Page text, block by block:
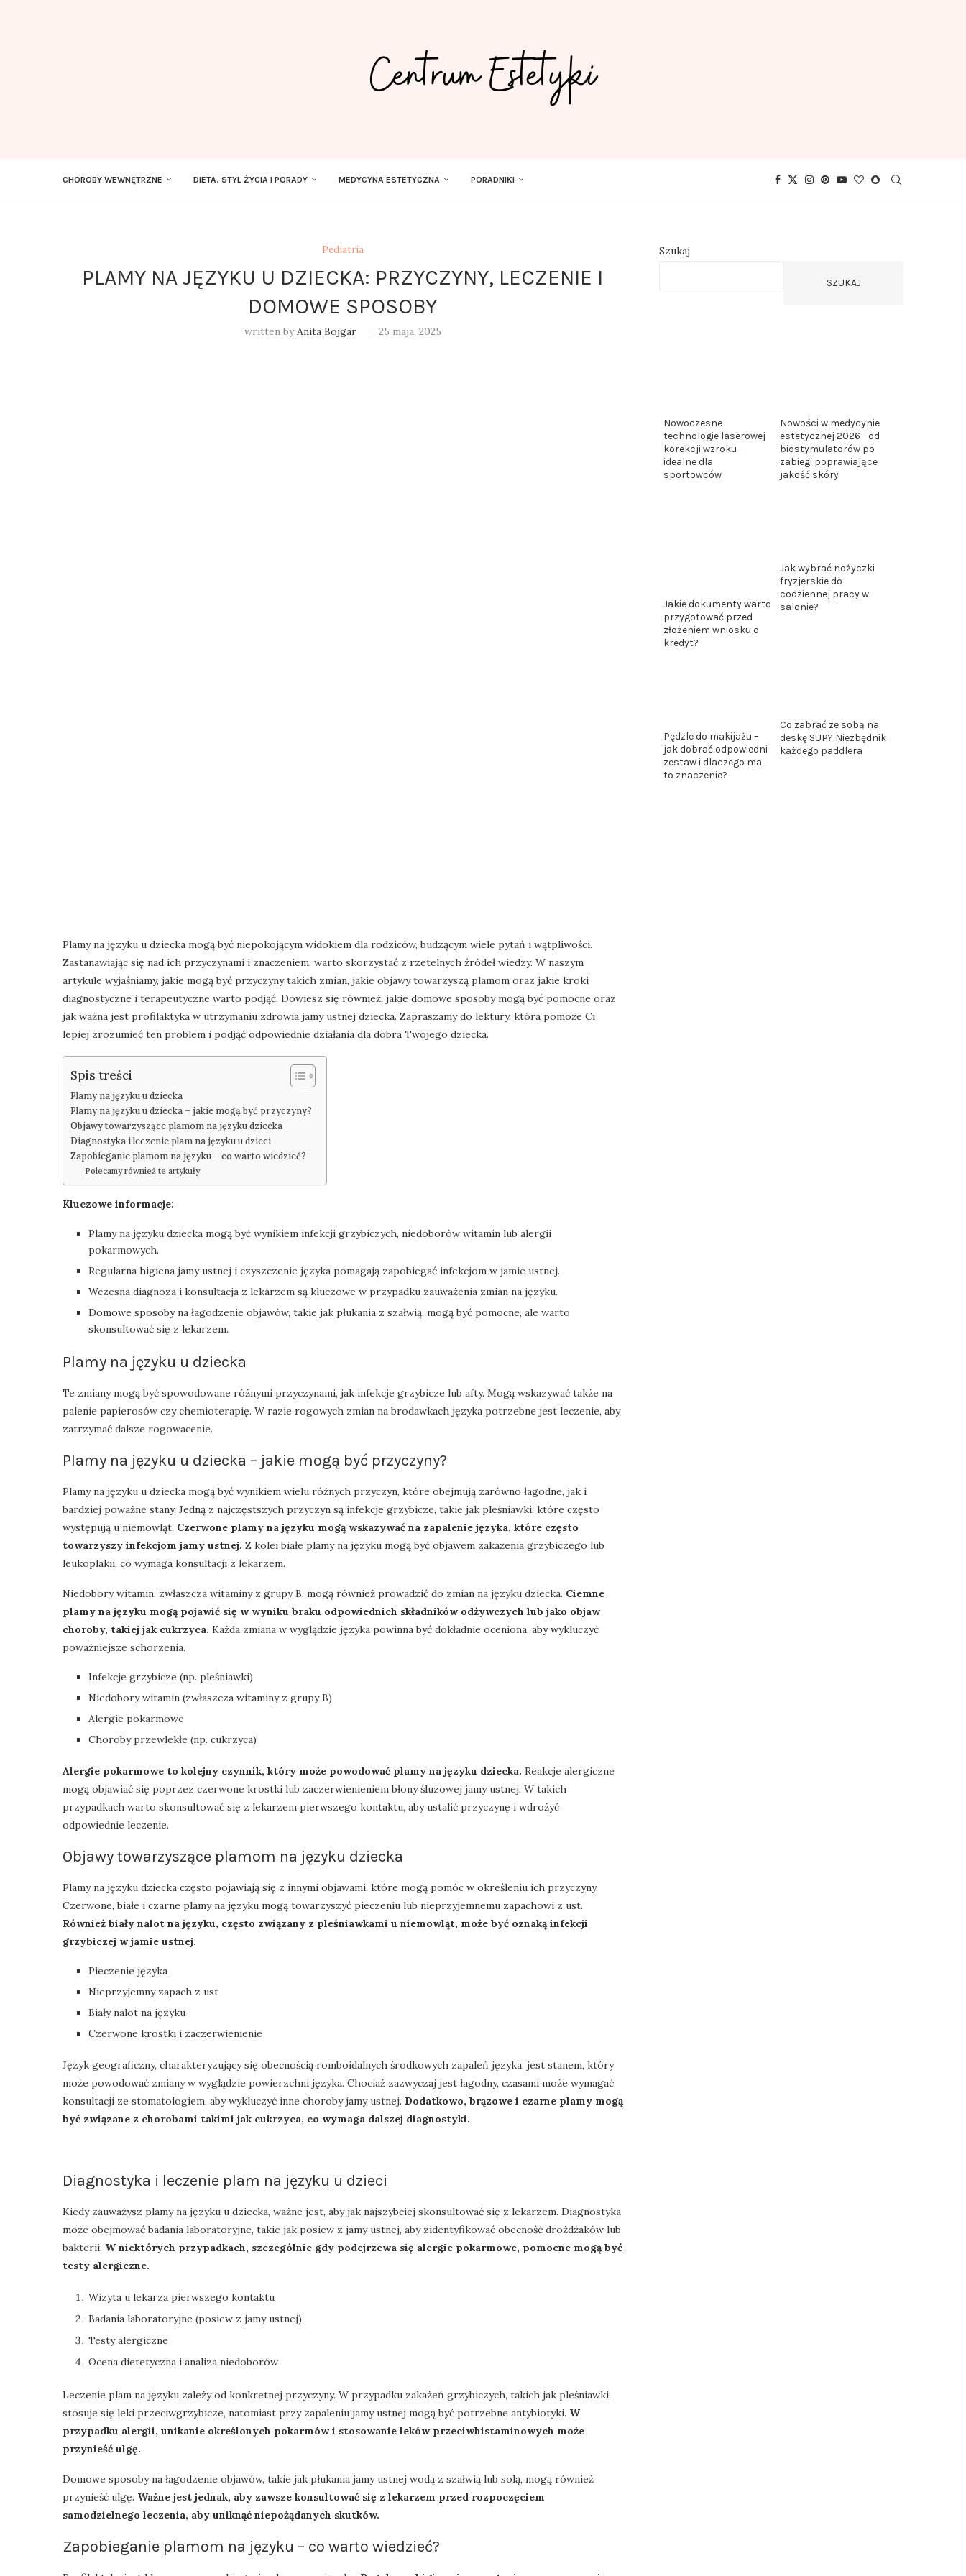
CHOROBY WEWNĘTRZNE DIETA, STYL ŻYCIA I PORADY MEDYCYNA ESTETYCZNA PORADNIKI
Pediatria
PLAMY NA JĘZYKU U DZIECKA: PRZYCZYNY, LECZENIE I
DOMOWE SPOSOBY
written byAnita Bojgar 25 maja, 2025
Plamy na języku u dziecka mogą być niepokojącym widokiem dla rodziców, budzącym wiele pytań i wątpliwości.
Zastanawiając się nad ich przyczynami i znaczeniem, warto skorzystać z rzetelnych źródeł wiedzy. W naszym
artykule wyjaśniamy, jakie mogą być przyczyny takich zmian, jakie objawy towarzyszą plamom oraz jakie kroki
diagnostyczne i terapeutyczne warto podjąć. Dowiesz się również, jakie domowe sposoby mogą być pomocne oraz
jak ważna jest profilaktyka w utrzymaniu zdrowia jamy ustnej dziecka. Zapraszamy do lektury, która pomoże Ci
lepiej zrozumieć ten problem i podjąć odpowiednie działania dla dobra Twojego dziecka.
Spis treści
Plamy na języku u dziecka
Plamy na języku u dziecka – jakie mogą być przyczyny?
Objawy towarzyszące plamom na języku dziecka
Diagnostyka i leczenie plam na języku u dzieci
Zapobieganie plamom na języku – co warto wiedzieć?
Polecamy również te artykuły:
Kluczowe informacje:
Plamy na języku dziecka mogą być wynikiem infekcji grzybiczych, niedoborów witamin lub alergii
pokarmowych.
Regularna higiena jamy ustnej i czyszczenie języka pomagają zapobiegać infekcjom w jamie ustnej.
Wczesna diagnoza i konsultacja z lekarzem są kluczowe w przypadku zauważenia zmian na języku.
Domowe sposoby na łagodzenie objawów, takie jak płukania z szałwią, mogą być pomocne, ale warto
skonsultować się z lekarzem.
Plamy na języku u dziecka
Te zmiany mogą być spowodowane różnymi przyczynami, jak infekcje grzybicze lub afty. Mogą wskazywać także na
palenie papierosów czy chemioterapię. W razie rogowych zmian na brodawkach języka potrzebne jest leczenie, aby
zatrzymać dalsze rogowacenie.
Plamy na języku u dziecka – jakie mogą być przyczyny?
Plamy na języku u dziecka mogą być wynikiem wielu różnych przyczyn, które obejmują zarówno łagodne, jak i
bardziej poważne stany. Jedną z najczęstszych przyczyn są infekcje grzybicze, takie jak pleśniawki, które często
występują u niemowląt. Czerwone plamy na języku mogą wskazywać na zapalenie języka, które często
towarzyszy infekcjom jamy ustnej. Z kolei białe plamy na języku mogą być objawem zakażenia grzybiczego lub
leukoplakii, co wymaga konsultacji z lekarzem.
Niedobory witamin, zwłaszcza witaminy z grupy B, mogą również prowadzić do zmian na języku dziecka. Ciemne
plamy na języku mogą pojawić się w wyniku braku odpowiednich składników odżywczych lub jako objaw
choroby, takiej jak cukrzyca. Każda zmiana w wyglądzie języka powinna być dokładnie oceniona, aby wykluczyć
poważniejsze schorzenia.
Infekcje grzybicze (np. pleśniawki)
Niedobory witamin (zwłaszcza witaminy z grupy B)
Alergie pokarmowe
Choroby przewlekłe (np. cukrzyca)
Alergie pokarmowe to kolejny czynnik, który może powodować plamy na języku dziecka. Reakcje alergiczne
mogą objawiać się poprzez czerwone krostki lub zaczerwienieniem błony śluzowej jamy ustnej. W takich
przypadkach warto skonsultować się z lekarzem pierwszego kontaktu, aby ustalić przyczynę i wdrożyć
odpowiednie leczenie.
Objawy towarzyszące plamom na języku dziecka
Plamy na języku dziecka często pojawiają się z innymi objawami, które mogą pomóc w określeniu ich przyczyny.
Czerwone, białe i czarne plamy na języku mogą towarzyszyć pieczeniu lub nieprzyjemnemu zapachowi z ust.
Również biały nalot na języku, często związany z pleśniawkami u niemowląt, może być oznaką infekcji
grzybiczej w jamie ustnej.
Pieczenie języka
Nieprzyjemny zapach z ust
Biały nalot na języku
Czerwone krostki i zaczerwienienie
Język geograficzny, charakteryzujący się obecnością romboidalnych środkowych zapaleń języka, jest stanem, który
może powodować zmiany w wyglądzie powierzchni języka. Chociaż zazwyczaj jest łagodny, czasami może wymagać
konsultacji ze stomatologiem, aby wykluczyć inne choroby jamy ustnej. Dodatkowo, brązowe i czarne plamy mogą
być związane z chorobami takimi jak cukrzyca, co wymaga dalszej diagnostyki.
Diagnostyka i leczenie plam na języku u dzieci
Kiedy zauważysz plamy na języku u dziecka, ważne jest, aby jak najszybciej skonsultować się z lekarzem. Diagnostyka
może obejmować badania laboratoryjne, takie jak posiew z jamy ustnej, aby zidentyfikować obecność drożdżaków lub
bakterii. W niektórych przypadkach, szczególnie gdy podejrzewa się alergie pokarmowe, pomocne mogą być
testy alergiczne.
Wizyta u lekarza pierwszego kontaktu
Badania laboratoryjne (posiew z jamy ustnej)
Testy alergiczne
Ocena dietetyczna i analiza niedoborów
Leczenie plam na języku zależy od konkretnej przyczyny. W przypadku zakażeń grzybiczych, takich jak pleśniawki,
stosuje się leki przeciwgrzybicze, natomiast przy zapaleniu jamy ustnej mogą być potrzebne antybiotyki. W
przypadku alergii, unikanie określonych pokarmów i stosowanie leków przeciwhistaminowych może
przynieść ulgę.
Domowe sposoby na łagodzenie objawów, takie jak płukania jamy ustnej wodą z szałwią lub solą, mogą również
przynieść ulgę. Ważne jest jednak, aby zawsze konsultować się z lekarzem przed rozpoczęciem
samodzielnego leczenia, aby uniknąć niepożądanych skutków.
Zapobieganie plamom na języku – co warto wiedzieć?
Szukaj
SZUKAJ
Nowoczesne
technologie laserowej
korekcji wzroku -
idealne dla
sportowców
Nowości w medycynie
estetycznej 2026 - od
biostymulatorów po
zabiegi poprawiające
jakość skóry
Jakie dokumenty warto
przygotować przed
złożeniem wniosku o
kredyt?
Jak wybrać nożyczki
fryzjerskie do
codziennej pracy w
salonie?
Pędzle do makijażu –
jak dobrać odpowiedni
zestaw i dlaczego ma
to znaczenie?
Co zabrać ze sobą na
deskę SUP? Niezbędnik
każdego paddlera